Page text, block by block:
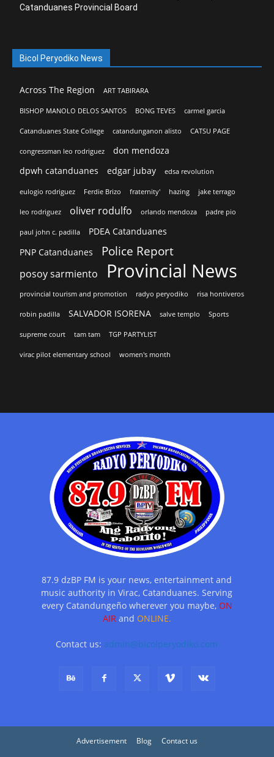
Catanduanes Provincial Board
Bicol Peryodiko News
Across The Region ART TABIRARA
BISHOP MANOLO DELOS SANTOS BONG TEVES carmel garcia
Catanduanes State College catandunganon alisto CATSU PAGE
congressman leo rodriguez
don mendoza
dpwh catanduanes
edgar jubay edsa revolution
eulogio rodriguez Ferdie Brizo fraternity' hazing jake terrago
leo rodriguez oliver rodulfo orlando mendoza padre pio
paul john c. padilla
PDEA Catanduanes
PNP Catanduanes
Police Report
posoy sarmiento Provincial News
provincial tourism and promotion radyo peryodiko risa hontiveros
robin padilla SALVADOR ISORENA salve templo Sports
supreme court tam tam TGP PARTYLIST
virac pilot elementary school women's month
87.9 dzBP FM is your news, entertainment and
music authority in Virac, Catanduanes. Serving
every Catandungeño wherever you maybe, ON
AIRand ONLINE.
Contact us: admin@bicolperyodiko.com
Advertisement Blog Contact us